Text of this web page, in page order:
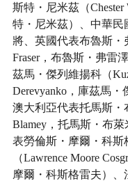
斯特・尼米茲（
特・尼米茲）、中華民
將、英國代表布魯斯・
Fraser，布魯斯・弗雷
茲馬・傑列維揚科（
Derevyanko，庫茲馬・
澳大利亞代表托馬斯・
Blamey，托馬斯・布
表勞倫斯・摩爾・科斯
（Lawrence Moore
摩爾・科斯格雷夫）、